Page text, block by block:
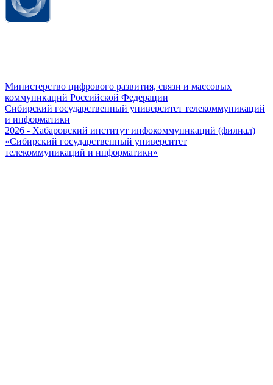
Министерство цифрового развития, связи и массовых
коммуникаций Российской Федерации
Сибирский государственный университет телекоммуникаций
и информатики
2026 - Хабаровский институт инфокоммуникаций (филиал)
«Сибирский государственный университет
телекоммуникаций и информатики»